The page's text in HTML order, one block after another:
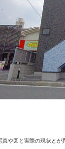
や図と実際の現状とが